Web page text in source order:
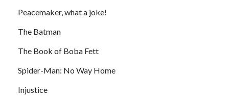
Peacemaker, what a joke!
The Batman
The Book of Boba Fett
Spider-Man: No Way Home
Injustice